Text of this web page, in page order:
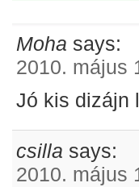
Moha says:
2010. május
Jó kis dizájn
csilla says:
2010. május